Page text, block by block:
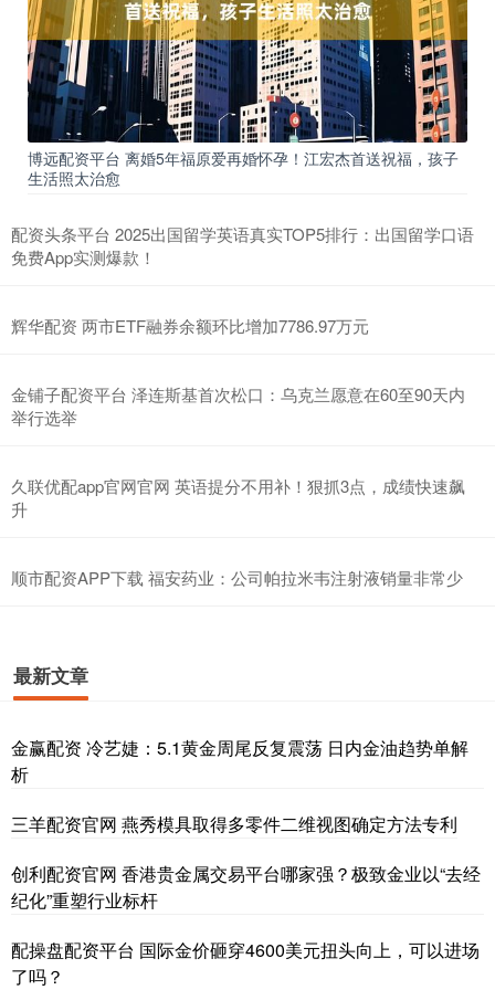
博远配资平台 离婚5年福原爱再婚怀孕！江宏杰首送祝福，孩子
生活照太治愈
配资头条平台 2025出国留学英语真实TOP5排行：出国留学口语
免费App实测爆款！
辉华配资 两市ETF融券余额环比增加7786.97万元
金铺子配资平台 泽连斯基首次松口：乌克兰愿意在60至90天内
举行选举
久联优配app官网官网 英语提分不用补！狠抓3点，成绩快速飙
升
顺市配资APP下载 福安药业：公司帕拉米韦注射液销量非常少
最新文章
金赢配资 冷艺婕：5.1黄金周尾反复震荡 日内金油趋势单解
析
三羊配资官网 燕秀模具取得多零件二维视图确定方法专利
创利配资官网 香港贵金属交易平台哪家强？极致金业以“去经
纪化”重塑行业标杆
配操盘配资平台 国际金价砸穿4600美元扭头向上，可以进场
了吗？